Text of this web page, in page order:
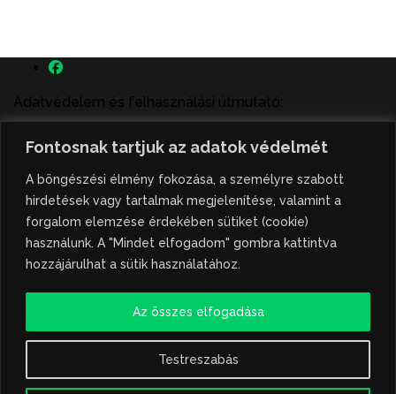
Fontosnak tartjuk az adatok védelmét
A böngészési élmény fokozása, a személyre szabott
hirdetések vagy tartalmak megjelenítése, valamint a
forgalom elemzése érdekében sütiket (cookie)
használunk. A "Mindet elfogadom" gombra kattintva
hozzájárulhat a sütik használatához.
Testreszabás
Az összes elfogadása
Adatvédelem és felhasználási útmutató:
A szenttamás.rs magyar nyelvű internetes hírportálon
megjelenő szerzői írások, a híranyag és minden egyéb
tartalom a portált működtető Gion Nándor Kulturális
Központ szellemi tulajdonát képezik, amely szellemi
tulajdont a nemzetközi és szerbiai törvények védik. A
jogosulatlan felhasználás büntető- és polgári jogi
következményeket von maga után. A hírportálon
ismertetése, illetve közzétett fotók átvétele kizárólag
csak hivatkozással, illetve a forrás megjelölésével
Hivatkozás formája: szenttamas.rs